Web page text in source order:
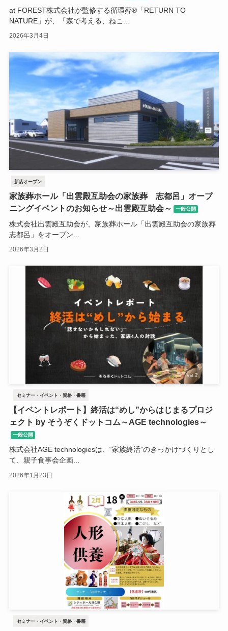
at FOREST株式会社が監修する循環葬®︎「RETURN TO
NATURE」が、「森で考える、ねこ...
2026年3月4日
新店オープン
家族葬ホール「出雲殿互助会の家族葬 志都呂」オープ
ニングイベントのお知らせ～出雲殿互助会～
一般公開
株式会社出雲殿互助会が、家族葬ホール「出雲殿互助会の家族葬
志都呂」をオープン...
2026年3月2日
セミナー・イベント・資格・書籍
【イベントレポート】終活は“めし”からはじまるプロジ
ェクト by そうぞくドットコム～AGE technologies～
一般公開
株式会社AGE technologiesは、“家族終活”のきっかけづくりとし
て、親子食事会企画...
2026年1月23日
セミナー・イベント・資格・書籍